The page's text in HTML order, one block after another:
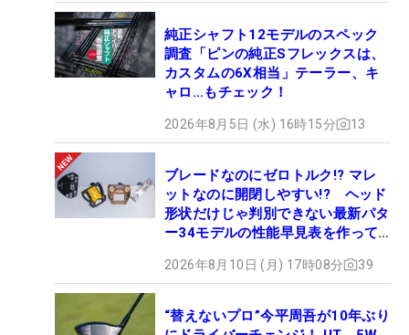
純正シャフト12モデルのスペック
調査「ピンの純正Sフレックスは、
カスタムの6X相当」テーラー、キ
ャロ…もチェック！
2026年8月5日 (水) 16時15分 13
ブレードなのにゼロトルク!? マレ
ットなのに開閉しやすい!? ヘッド
形状だけじゃ判別できない最新パタ
ー34モデルの性能早見表を作って
2026年8月10日 (月) 17時08分 39
“替えないプロ”今平周吾が10年ぶり